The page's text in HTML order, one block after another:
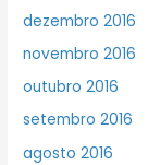
dezembro 2016
novembro 2016
outubro 2016
setembro 2016
agosto 2016